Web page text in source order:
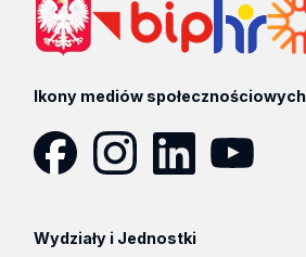
Ikony mediów społecznościowych
Wydziały i Jednostki